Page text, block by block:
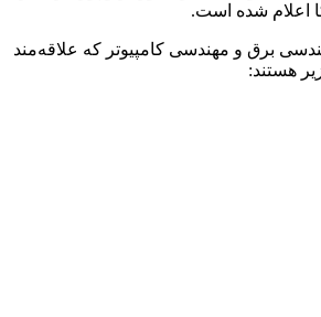
اعلام شده است.
برق و مهندسی کامپیوتر که علاقه‌مند
هستند: